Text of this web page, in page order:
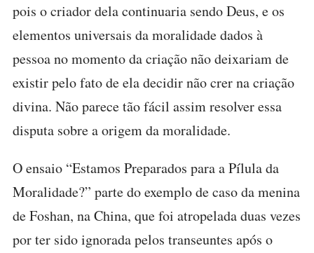
pois o criador dela continuaria sendo Deus, e os
elementos universais da moralidade dados à
pessoa no momento da criação não deixariam de
existir pelo fato de ela decidir não crer na criação
divina. Não parece tão fácil assim resolver essa
disputa sobre a origem da moralidade.
O ensaio “Estamos Preparados para a Pílula da
Moralidade?” parte do exemplo de caso da menina
de Foshan, na China, que foi atropelada duas vezes
por ter sido ignorada pelos transeuntes após o